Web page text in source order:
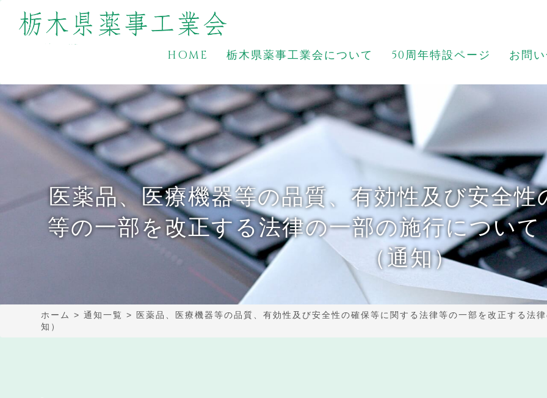
HOME 栃木県薬事工業会について 50周年特設ページ お問
医薬品、医療機器等の品質、有効性及び安全
等の一部を改正する法律の一部の施行につい
（通知）
ホーム > 通知一覧 >
医薬品、医療機器等の品質、有効性及び安全性の確保等に関する法律等の一部を改正する法
知）